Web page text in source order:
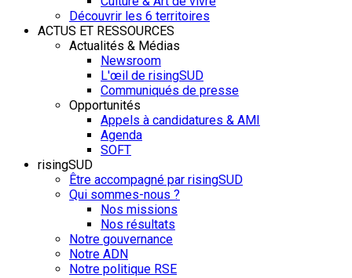
Découvrir les 6 territoires
ACTUS ET RESSOURCES
Actualités & Médias
Newsroom
L'œil de risingSUD
Communiqués de presse
Opportunités
Appels à candidatures & AMI
Agenda
SOFT
risingSUD
Être accompagné par risingSUD
Qui sommes-nous ?
Nos missions
Nos résultats
Notre gouvernance
Notre ADN
Notre politique RSE